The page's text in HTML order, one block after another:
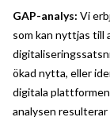
GAP-analys: Vi
som kan nyttjas till
ökad nytta, eller
digitala
analysen